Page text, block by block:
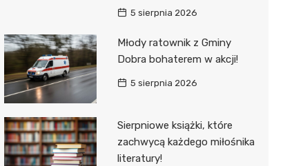
5 sierpnia 2026
Młody ratownik z Gminy
Dobra bohaterem w akcji!
5 sierpnia 2026
Sierpniowe książki, które
zachwycą każdego miłośnika
literatury!